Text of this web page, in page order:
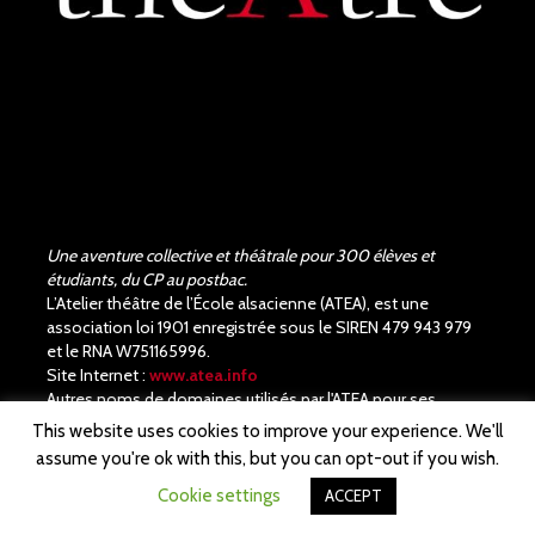
qualité.
Une aventure collective et théâtrale pour 300 élèves et
étudiants, du CP au postbac.
L’Atelier théâtre de l’École alsacienne (ATEA), est une
association loi 1901 enregistrée sous le SIREN 479 943 979
et le RNA W751165996.
Site Internet : www.atea.info
Autres noms de domaines utilisés par l'ATEA pour ses
services numériques :atea-asso.fret atea.paris .
This website uses cookies to improve your experience. We'll
assume you're ok with this, but you can opt-out if you wish.
Cookie settings
ACCEPT